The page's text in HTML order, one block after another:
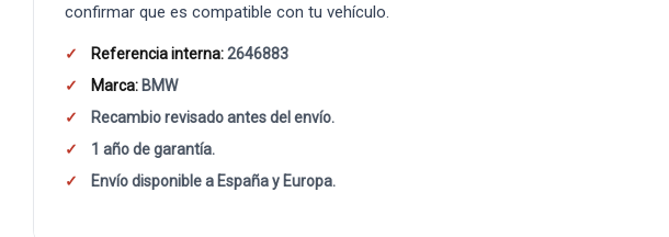
confirmar que es compatible con tu vehículo.
Referencia interna:2646883
Marca: BMW
Recambio revisado antes del envío.
1 año de garantía.
Envío disponible a España y Europa.